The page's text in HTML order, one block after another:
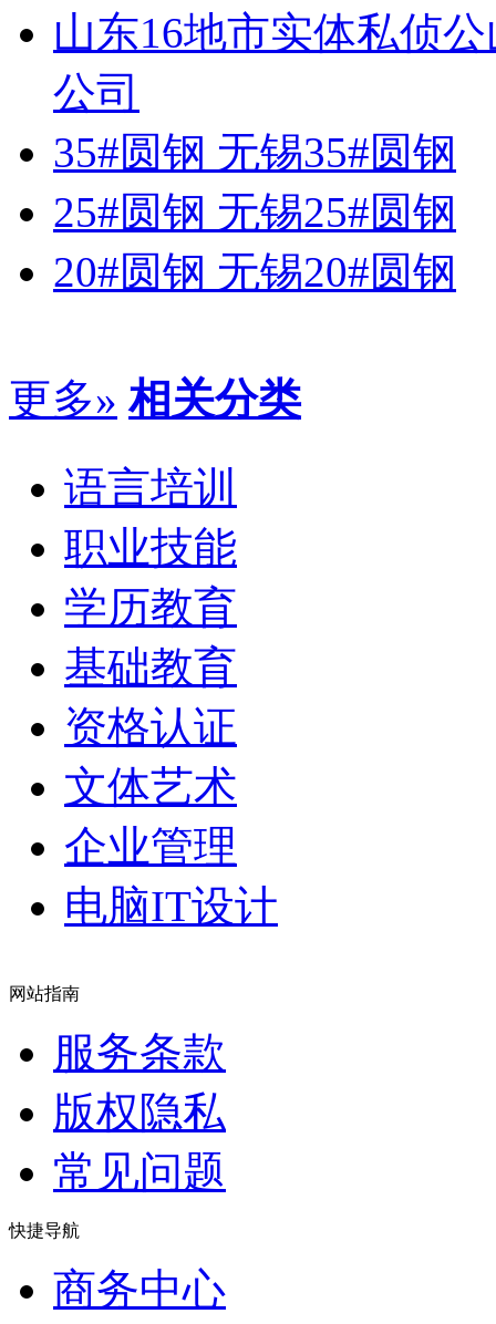
山东16地市实体私侦
公司
35#圆钢 无锡35#圆钢
25#圆钢 无锡25#圆钢
20#圆钢 无锡20#圆钢
更多» 相关分类
语言培训
职业技能
学历教育
基础教育
资格认证
文体艺术
企业管理
电脑IT设计
网站指南
服务条款
版权隐私
常见问题
快捷导航
商务中心